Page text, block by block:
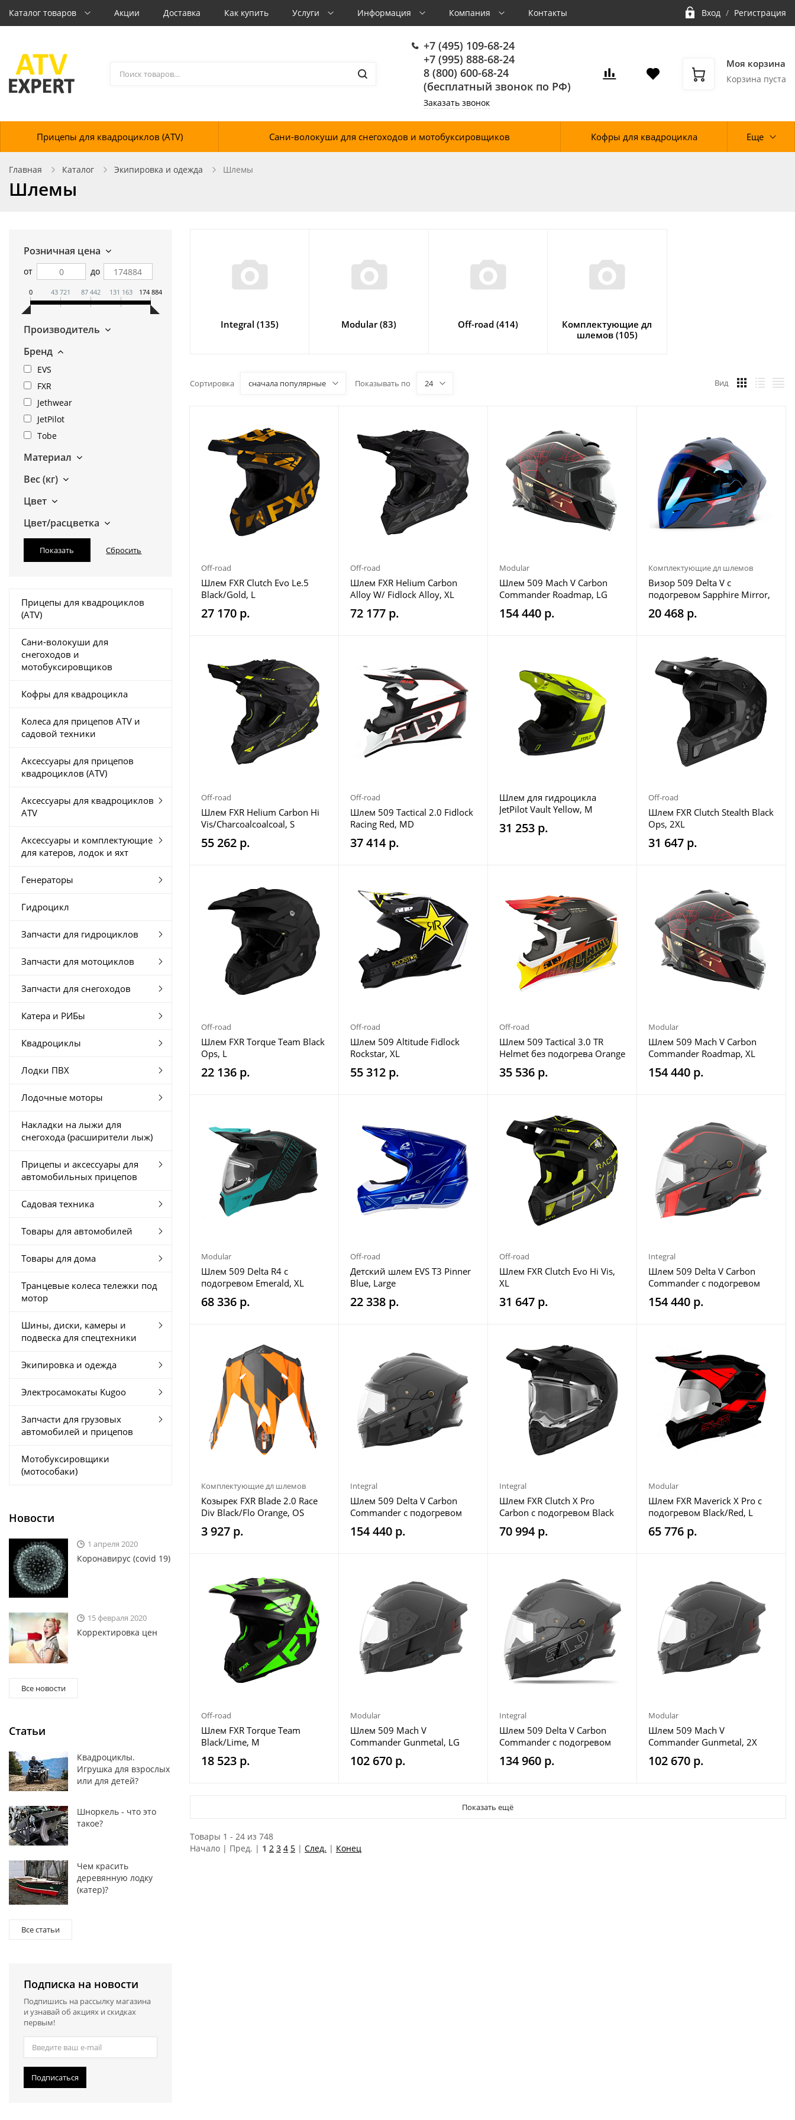
Каталог товаров Акции Доставка Как купить Услуги Информация Компания Контакты Вход / Регистрация
+7 (495) 109-68-24
+7 (995) 888-68-24
8 (800) 600-68-24
(бесплатный звонок по РФ)
Заказать звонок
Моя корзина
Корзина пуста
Прицепы для квадроциклов (ATV) Сани-волокуши для снегоходов и мотобуксировщиков Кофры для квадроцикла Еще
Главная Каталог Экипировка и одежда Шлемы
Шлемы
Розничная цена
от до
0 43 721 87 442 131 163 174 884
Производитель
Бренд
EVS
FXR
Jethwear
JetPilot
Tobe
Материал
Вес (кг)
Цвет
Цвет/расцветка
Прицепы для квадроциклов
(ATV)
Сани-волокуши для
снегоходов и
мотобуксировщиков
Кофры для квадроцикла
Колеса для прицепов ATV и
садовой техники
Аксессуары для прицепов
квадроциклов (ATV)
Аксессуары для квадроциклов
ATV
Аксессуары и комплектующие
для катеров, лодок и яхт
Генераторы
Гидроцикл
Запчасти для гидроциклов
Запчасти для мотоциклов
Запчасти для снегоходов
Катера и РИБы
Квадроциклы
Лодки ПВХ
Лодочные моторы
Накладки на лыжи для
снегохода (расширители лыж)
Прицепы и аксессуары для
автомобильных прицепов
Садовая техника
Товары для автомобилей
Товары для дома
Транцевые колеса тележки под
мотор
Шины, диски, камеры и
подвеска для спецтехники
Экипировка и одежда
Электросамокаты Kugoo
Запчасти для грузовых
автомобилей и прицепов
Мотобуксировщики
(мотособаки)
Новости
1 апреля 2020
Коронавирус (covid 19)
15 февраля 2020
Корректировка цен
Все новости
Статьи
Квадроциклы.
Игрушка для взрослых
или для детей?
Шноркель - что это
такое?
Чем красить
деревянную лодку
(катер)?
Все статьи
Подписка на новости
Подпишись на рассылку магазина
и узнавай об акциях и скидках
первым!
Подписаться
Integral (135) Modular (83) Off-road (414)
Комплектующие дл
шлемов (105)
Сортировка сначала популярные Показывать по 24 Вид
Off-road
Шлем FXR Clutch Evo Le.5
Black/Gold, L
27 170 р.
Off-road
Шлем FXR Helium Carbon
Alloy W/ Fidlock Alloy, XL
72 177 р.
Modular
Шлем 509 Mach V Carbon
Commander Roadmap, LG
154 440 р.
Комплектующие дл шлемов
Визор 509 Delta V с
подогревом Sapphire Mirror,
ONE SIZE FITS ALL
20 468 р.
Off-road
Шлем FXR Helium Carbon Hi
Vis/Charcoalcoalcoal, S
55 262 р.
Off-road
Шлем 509 Tactical 2.0 Fidlock
Racing Red, MD
37 414 р.
Шлем для гидроцикла
JetPilot Vault Yellow, M
31 253 р.
Off-road
Шлем FXR Clutch Stealth Black
Ops, 2XL
31 647 р.
Off-road
Шлем FXR Torque Team Black
Ops, L
22 136 р.
Off-road
Шлем 509 Altitude Fidlock
Rockstar, XL
55 312 р.
Off-road
Шлем 509 Tactical 3.0 TR
Helmet без подогрева Orange
Pop, 2X
35 536 р.
Modular
Шлем 509 Mach V Carbon
Commander Roadmap, XL
154 440 р.
Modular
Шлем 509 Delta R4 с
подогревом Emerald, XL
68 336 р.
Off-road
Детский шлем EVS T3 Pinner
Blue, Large
22 338 р.
Off-road
Шлем FXR Clutch Evo Hi Vis,
XL
31 647 р.
Integral
Шлем 509 Delta V Carbon
Commander с подогревом
Racing Red, XL
154 440 р.
Комплектующие дл шлемов
Козырек FXR Blade 2.0 Race
Div Black/Flo Orange, OS
3 927 р.
Integral
Шлем 509 Delta V Carbon
Commander с подогревом
Black Ops, XL
154 440 р.
Integral
Шлем FXR Clutch X Pro
Carbon с подогревом Black
Ops, XL
70 994 р.
Modular
Шлем FXR Maverick X Pro с
подогревом Black/Red, L
65 776 р.
Off-road
Шлем FXR Torque Team
Black/Lime, M
18 523 р.
Modular
Шлем 509 Mach V
Commander Gunmetal, LG
102 670 р.
Integral
Шлем 509 Delta V Carbon
Commander с подогревом
Legacy - Gloss Finish, 3X
134 960 р.
Modular
Шлем 509 Mach V
Commander Gunmetal, 2X
102 670 р.
Показать ещё
Товары 1 - 24 из 748
Начало | Пред. | 1 2 3 4 5| След. | Конец